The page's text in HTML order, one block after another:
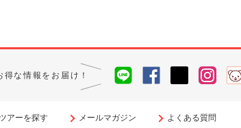
な情報をお届け！
ツアーを探す メールマガジン よくある質問